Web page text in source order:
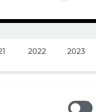
2022 2023